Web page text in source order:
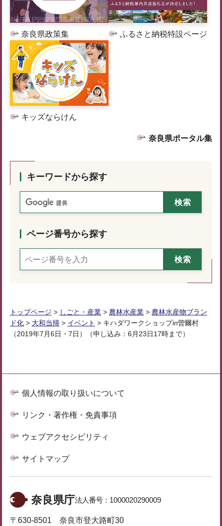
奈良県政策集 ふるさと納税特設ページ
キッズならけん
奈良県ポータル集
キーワードから探す
ページ番号から探す
トップページ > しごと・産業 > 農林水産業 > 農林水産物ブラン
ド化 > 大和当帰 > イベント > キハダワークショップin曽爾村
（2019年7月6日・7日）（申し込み：6月23日17時まで）
個人情報の取り扱いについて
リンク・著作権・免責事項
ウェブアクセシビリティ
サイトマップ
奈良県庁法人番号： 1000020290009
〒630-8501 奈良市登大路町30